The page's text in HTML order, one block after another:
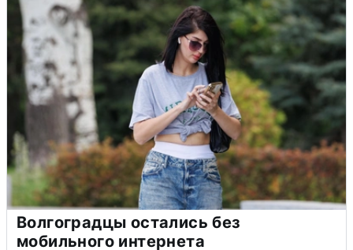
Волгоградцы остались без
мобильного интернета